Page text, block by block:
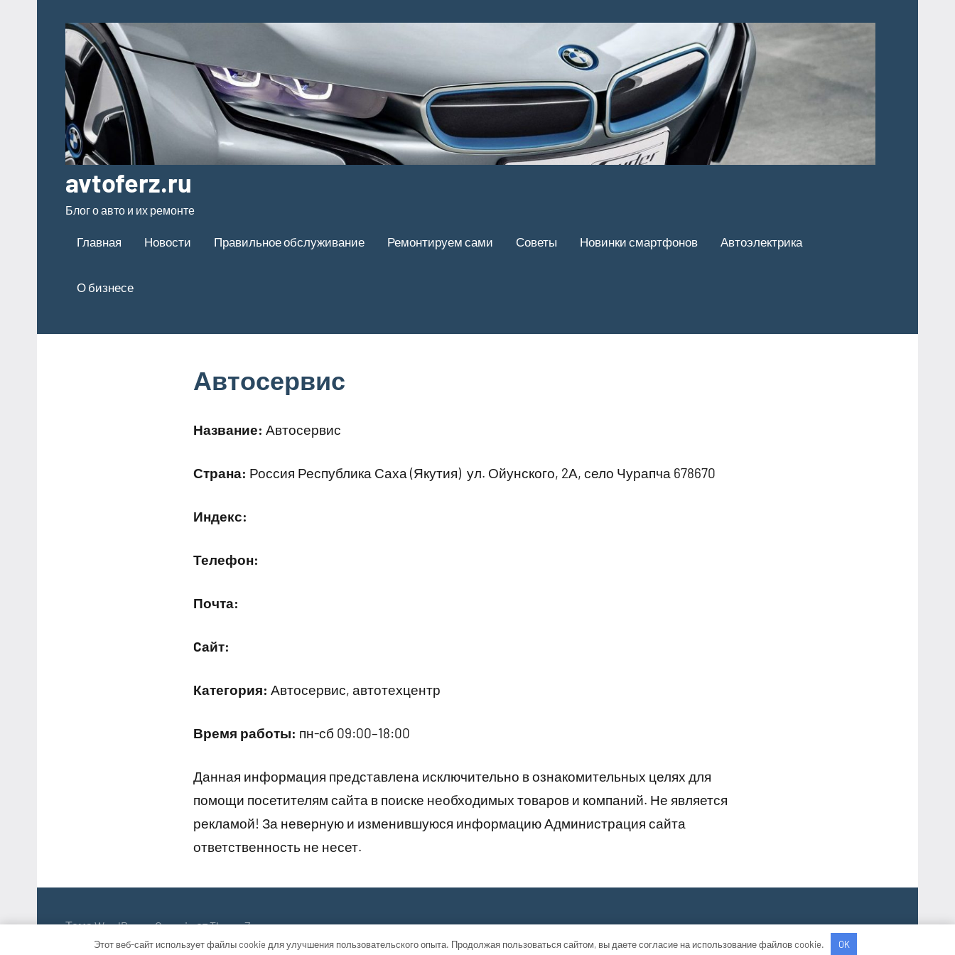
содержимому
avtoferz.ru
Блог о авто и их ремонте
Главная Новости Правильное обслуживание Ремонтируем сами Советы Новинки смартфонов Автоэлектрика
О бизнесе
Автосервис
Название: Автосервис
Страна: Россия Республика Саха (Якутия) ул. Ойунского, 2А, село Чурапча 678670
Индекс:
Телефон:
Почта:
Cайт:
Категория: Автосервис, автотехцентр
Время работы: пн-сб 09:00–18:00
Данная информация представлена исключительно в ознакомительных целях для
помощи посетителям сайта в поиске необходимых товаров и компаний. Не является
рекламой! За неверную и изменившуюся информацию Администрация сайта
ответственность не несет.
Тема WordPress: Occasio от ThemeZee.
Этот веб-сайт использует файлы cookie для улучшения пользовательского опыта. Продолжая пользоваться сайтом, вы даете согласие на использование файлов cookie. OK